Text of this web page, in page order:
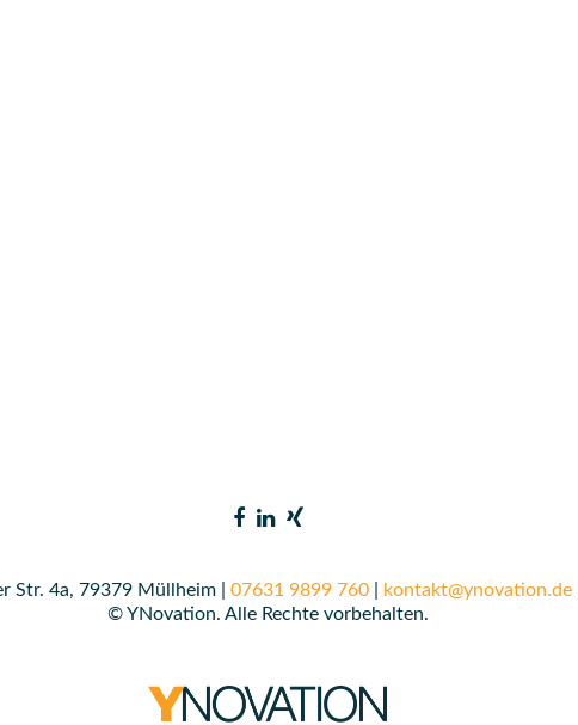
Str. 4a, 79379 Müllheim | 07631 9899 760| kontakt@ynovation.de|
© YNovation. Alle Rechte vorbehalten.